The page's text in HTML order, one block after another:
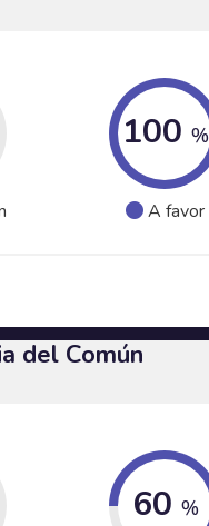
100 %
A favor
del Común
60 %